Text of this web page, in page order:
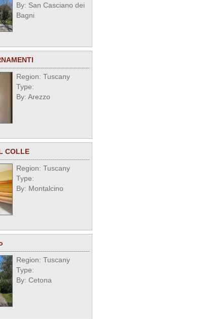
By: San Casciano dei
Bagni
Region: Tuscany
Type:
By: Arezzo
COLLE
Region: Tuscany
Type:
By: Montalcino
Region: Tuscany
Type:
By: Cetona